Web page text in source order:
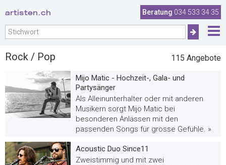
artisten.ch Beratung 034 533 34 35
Rock / Pop 115 Angebote
Mijo Matic - Hochzeit-, Gala- und
Partysänger
Als Alleinunterhalter oder mit anderen
Musikern sorgt Mijo Matic bei
besonderen Anlässen mit den
passenden Songs für grosse Gefühle. »
Acoustic Duo Since11
Zweistimmig und mit zwei